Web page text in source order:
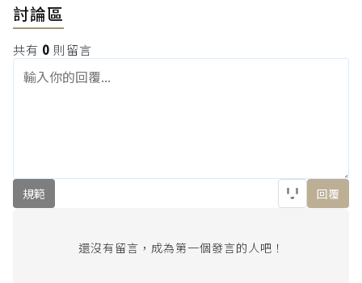
討論區
共有 0 則留言
規範 回覆
還沒有留言，成為第一個發言的人吧！